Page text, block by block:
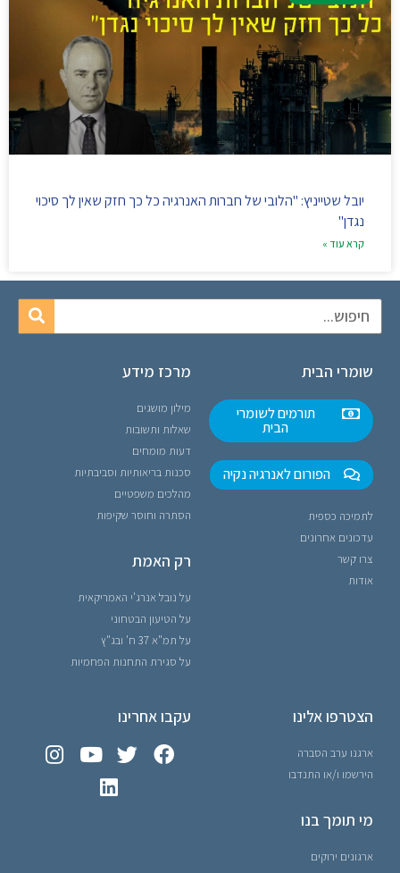
יובל שטייניץ: "הלובי של חברות האנרגיה כל כך חזק שאין לך סיכוי
נגדן"
קרא עוד »
שומרי הבית
תורמים לשומרי
הבית
הפורום לאנרגיה נקיה
לתמיכה כספית
עדכונים אחרונים
צרו קשר
אודות
מרכז מידע
מילון מושגים
שאלות ותשובות
דעות מומחים
סכנות בריאותיות וסביבתיות
מהלכים משפטיים
הסתרה וחוסר שקיפות
רק האמת
על נובל אנרג'י האמריקאית
על הטיעון הבטחוני
על תמ"א 37 ח' ובג"ץ
על סגירת התחנות הפחמיות
הצטרפו אלינו
ארגנו ערב הסברה
הירשמו ו/או התנדבו
מי תומך בנו
ארגונים ירוקים
עקבו אחרינו